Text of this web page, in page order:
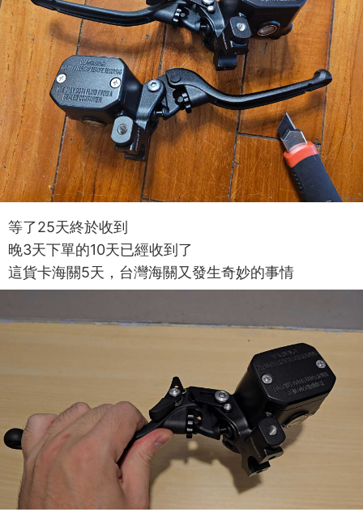
等了25天終於收到
晚3天下單的10天已經收到了
這貨卡海關5天，台灣海關又發生奇妙的事情